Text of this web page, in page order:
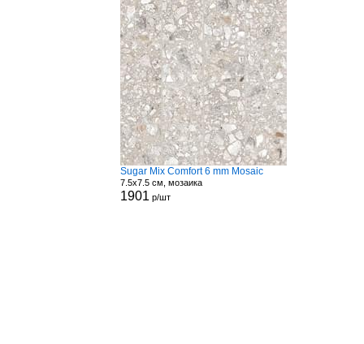
Sugar Mix Comfort 6 mm Mosaic
7.5x7.5 см, мозаика
1901 р/шт